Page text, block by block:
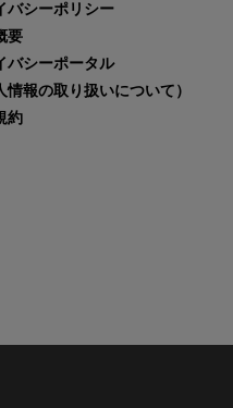
バシーポリシー
要
バシーポータル
情報の取り扱いについて）
約